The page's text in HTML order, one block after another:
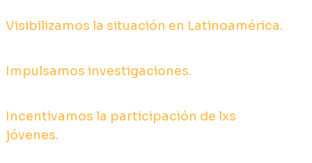
Visibilizamos la situación en Latinoamérica.
Impulsamos investigaciones.
Incentivamos la participación de lxs
jóvenes.